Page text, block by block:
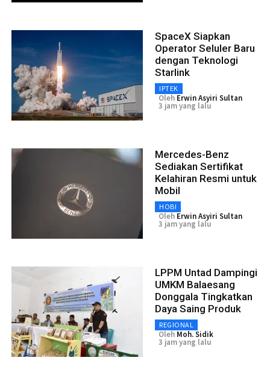
SpaceX Siapkan
Operator Seluler Baru
dengan Teknologi
Starlink
IPTEK
Oleh Erwin Asyiri Sultan
3 jam yang lalu
Mercedes-Benz
Sediakan Sertifikat
Kelahiran Resmi untuk
Mobil
HOBI
Oleh Erwin Asyiri Sultan
3 jam yang lalu
LPPM Untad Dampingi
UMKM Balaesang
Donggala Tingkatkan
Daya Saing Produk
REGIONAL
Oleh Moh. Sidik
3 jam yang lalu